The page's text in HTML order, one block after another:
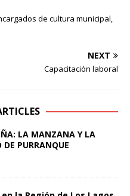
de cultura municipal,
NEXT
Capacitación laboral
LA MANZANA Y LA
DE PURRANQUE